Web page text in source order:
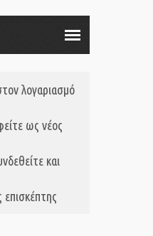
λογαριασμό
ως νέος
και